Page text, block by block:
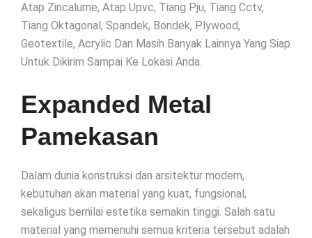
Atap Zincalume, Atap Upvc, Tiang Pju, Tiang Cctv,
Tiang Oktagonal, Spandek, Bondek, Plywood,
Geotextile, Acrylic Dan Masih Banyak Lainnya Yang Siap
Untuk Dikirim Sampai Ke Lokasi Anda.
Expanded Metal
Pamekasan
Dalam dunia konstruksi dan arsitektur modern,
kebutuhan akan material yang kuat, fungsional,
sekaligus bernilai estetika semakin tinggi. Salah satu
material yang memenuhi semua kriteria tersebut adalah